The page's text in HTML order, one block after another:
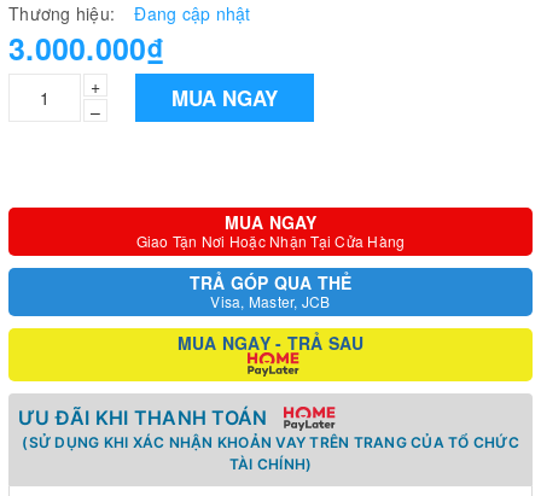
Thương hiệu:
Đang cập nhật
3.000.000₫
+
–
MUA NGAY
MUA NGAY
Giao Tận Nơi Hoặc Nhận Tại Cửa Hàng
TRẢ GÓP QUA THẺ
Visa, Master, JCB
MUA NGAY - TRẢ SAU
ƯU ĐÃI KHI THANH TOÁN
(SỬ DỤNG KHI XÁC NHẬN KHOẢN VAY TRÊN TRANG CỦA TỔ CHỨC
TÀI CHÍNH)